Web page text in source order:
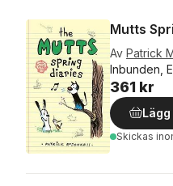
Mutts
Av Patrick
Inbunden,
361 kr
Skickas